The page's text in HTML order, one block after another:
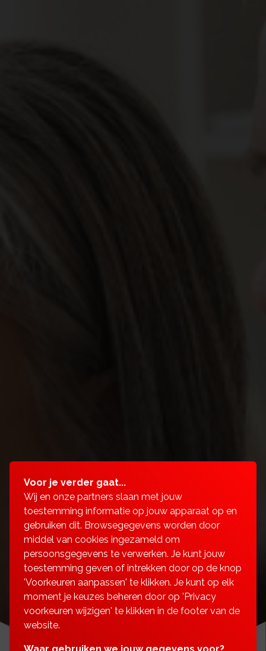
Voor je verder gaat...
Wij en onze partners slaan met jouw
toestemming informatie op jouw apparaat op en
gebruiken dit. Browsegegevens worden door
middel van cookies ingezameld om
persoonsgegevens te verwerken. Je kunt jouw
toestemming geven of intrekken door op de knop
'Voorkeuren aanpassen' te klikken. Je kunt op elk
moment je keuzes beheren door op 'Privacy
voorkeuren wijzigen' te klikken in de footer van de
website.
Waar gebruiken we jouw gegevens voor?